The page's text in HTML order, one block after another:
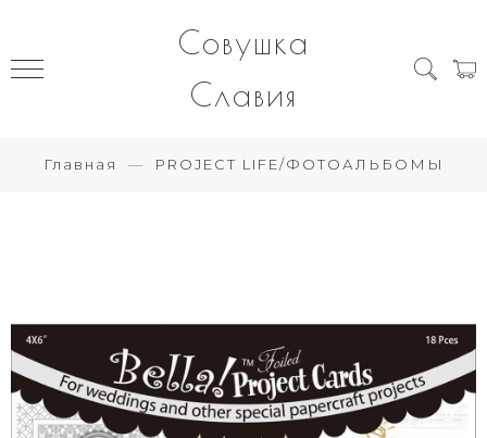
Совушка
Славия
Главная PROJECT LIFE/ФОТОАЛЬБОМЫ